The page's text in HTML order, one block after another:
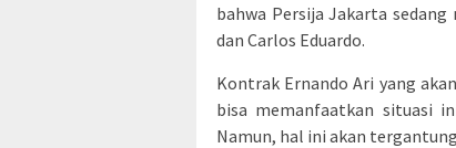
bahwa Persija Jakarta
dan Carlos Eduardo.
Kontrak Ernando Ari yang
bisa memanfaatkan situasi
Namun, hal ini akan